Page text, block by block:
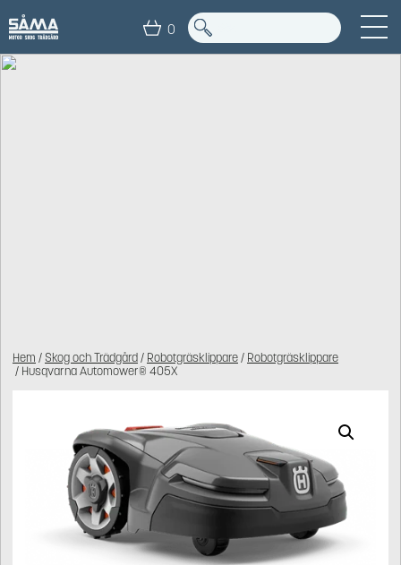
0
Hem / Skog och Trädgård/ Robotgräsklippare/ Robotgräsklippare
/ Husqvarna Automower® 405X